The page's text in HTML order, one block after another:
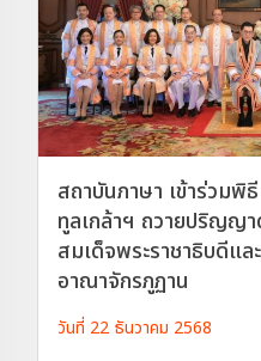
สถาบันภาษา เข้าร่วม
ทูลเกล้าฯ ถวายปริญ
สมเด็จพระราชาธิบดีแ
อาณาจักรภูฏาน
วันที่ 22 ธันวาคม 2568